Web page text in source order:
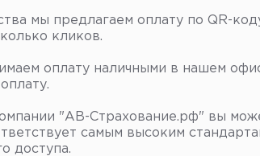
мы предлагаем оплату по QR-
кликов.
оплату наличными в нашем
"АВ-Страхование.рф" вы
самым высоким
доступа.